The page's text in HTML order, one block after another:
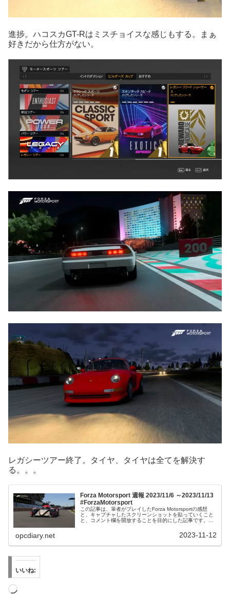
進捗。ハコスカGT-Rはミスチョイスな感じもする。まぁ
好きだから仕方がない。
レガシーツアー終了。タイヤ、タイヤは全てを解決す
る。。。
Forza Motorsport 週報 2023/11/6 ～2023/11/13
#ForzaMotorsport
この記事は、筆者がプレイしたForza Motorsportの感想
と、キャプチャしたスクリーンショットを貼っていくこと
と、コメント欄を開放することを目的にした記事です。そ
opcdiary.net 2023-11-12
いいね:
読